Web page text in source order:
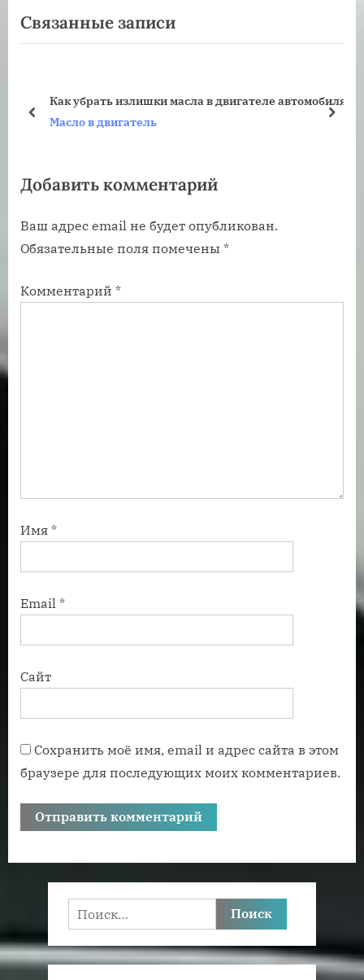
ы
д
а
а
и
с
:
е
д
щ
з
п
и
ь
Связанные записи
Как убрать излишки масла в двигателе автомобиля
Масло в двигатель
пред
Добавить комментарий
Ваш адрес email не будет опубликован.
Обязательные поля помечены *
Комментарий *
Имя *
Email *
Сайт
Сохранить моё имя, email и адрес сайта в этом
браузере для последующих моих комментариев.
Найти: